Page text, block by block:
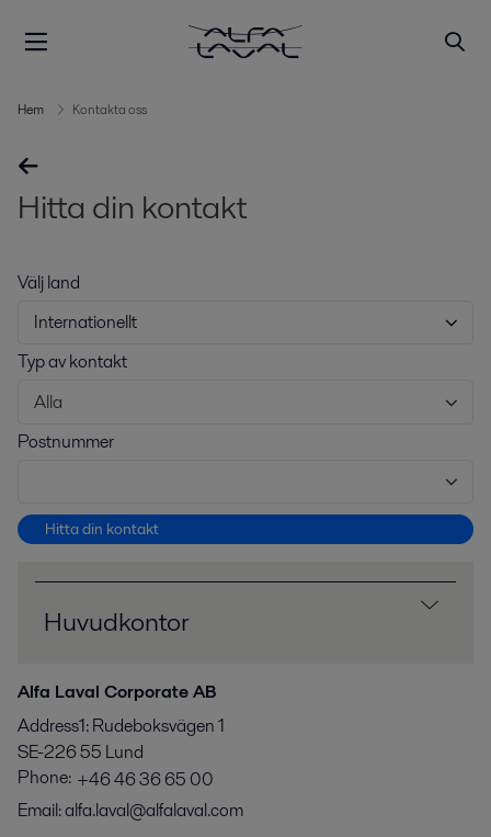
Hem Kontakta oss
Hitta din kontakt
Välj land
Internationellt
Typ av kontakt
Alla
Postnummer
Hitta din kontakt
Huvudkontor
Alfa Laval Corporate AB
Address1:Rudeboksvägen 1
SE-226 55 Lund
Phone: +46 46 36 65 00
Email:alfa.laval@alfalaval.com